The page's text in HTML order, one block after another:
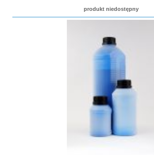
produkt niedostępny